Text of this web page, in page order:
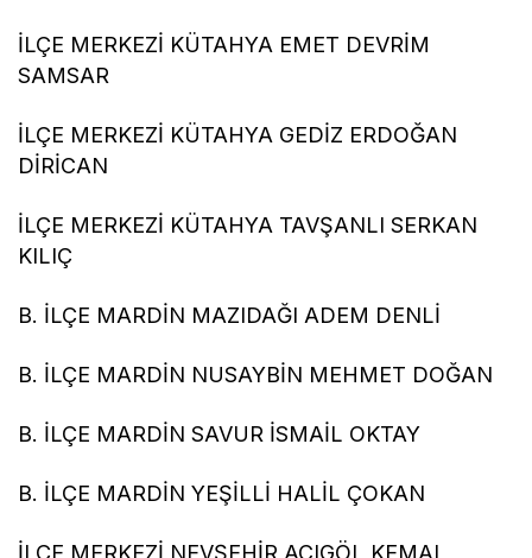
İLÇE MERKEZİ KÜTAHYA EMET DEVRİM
SAMSAR
İLÇE MERKEZİ KÜTAHYA GEDİZ ERDOĞAN
DİRİCAN
İLÇE MERKEZİ KÜTAHYA TAVŞANLI SERKAN
KILIÇ
B. İLÇE MARDİN MAZIDAĞI ADEM DENLİ
B. İLÇE MARDİN NUSAYBİN MEHMET DOĞAN
B. İLÇE MARDİN SAVUR İSMAİL OKTAY
B. İLÇE MARDİN YEŞİLLİ HALİL ÇOKAN
İLÇE MERKEZİ NEVŞEHİR ACIGÖL KEMAL